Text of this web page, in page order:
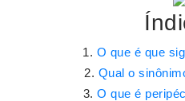
O que é que
Qual o
O que é